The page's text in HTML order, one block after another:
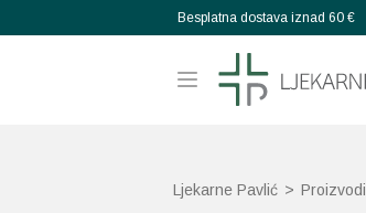
Besplatna dostava iznad 60 €
Ljekarne Pavlić > Proizvodi